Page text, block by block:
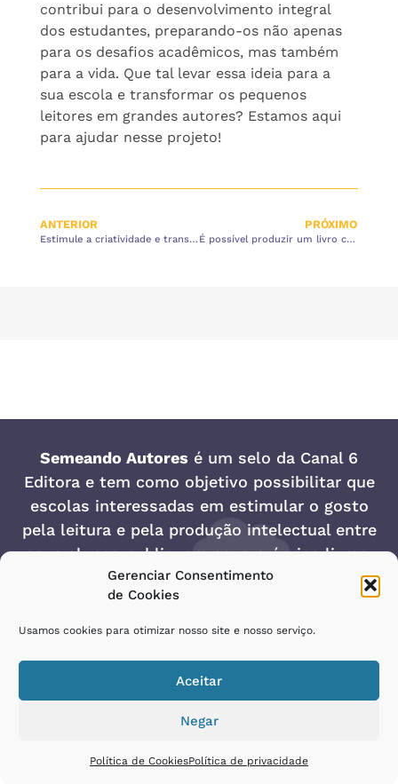
Gerenciar Consentimento
de Cookies
Usamos cookies para otimizar nosso site e nosso serviço.
Aceitar
Negar
Política de CookiesPolítica de privacidade
contribui para o desenvolvimento integral
dos estudantes, preparando-os não apenas
para os desafios acadêmicos, mas também
para a vida. Que tal levar essa ideia para a
sua escola e transformar os pequenos
leitores em grandes autores? Estamos aqui
para ajudar nesse projeto!
ANTERIOR
Estimule a criatividade e transforme as ideias de seus alunos em livros
PRÓXIMO
É possível produzir um livro com os alunos da Educação Infantil?
Semeando Autores é um selo da Canal 6
Editorae tem como objetivo possibilitar que
escolas interessadas em estimular o gosto
pela leitura e pela produção intelectual entre
seus alunos publiquem seus próprios livros.
Rua Noé Onofre Teixeira, 4-13 | Jardim Dona Lili –
mail:contato@semeandoautores.com.br
Política de privacidade